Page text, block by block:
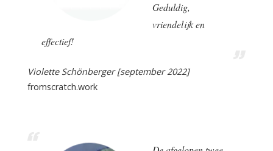
Geduldig,
vriendelijk en
effectief!
Violette Schönberger [september 2022]
fromscratch.work